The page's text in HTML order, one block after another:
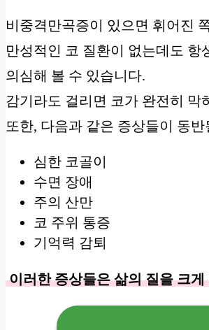
비중격만곡증이 있으면 휘어진
만성적인 코 질환이 없는데도
의심해 볼 수 있습니다.
감기라도 걸리면 코가 완전히 막
또한, 다음과 같은 증상들이 동
심한 코골이
수면 장애
주의 산만
코 주위 통증
기억력 감퇴
이러한 증상들은 삶의 질을 크